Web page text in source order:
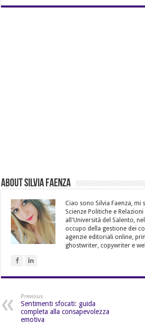
About Silvia Faenza
Ciao sono Silvia Faenza, mi
Scienze Politiche e
all'Università del Salento,
occupo della gestione dei
agenzie editoriali online,
ghostwriter, copywriter e
Previous
Sentimenti sfocati: guida
completa alla consapevolezza
emotiva